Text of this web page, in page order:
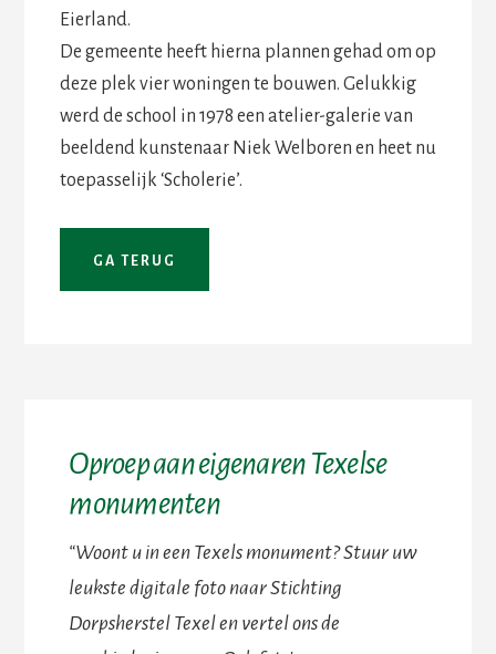
Eierland.
De gemeente heeft hierna plannen gehad om op
deze plek vier woningen te bouwen. Gelukkig
werd de school in 1978 een atelier-galerie van
beeldend kunstenaar Niek Welboren en heet nu
toepasselijk ‘Scholerie’.
Oproep aan eigenaren Texelse
monumenten
“Woont u in een Texels monument? Stuur uw
leukste digitale foto naar Stichting
Dorpsherstel Texel en vertel ons de